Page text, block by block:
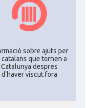
sobre ajuts per
catalans que tornen a
Catalunya despres
d'haver viscut fora